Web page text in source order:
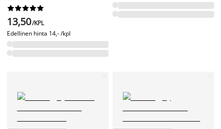






13,50/KPL
Edellinen hinta 14,- /kpl